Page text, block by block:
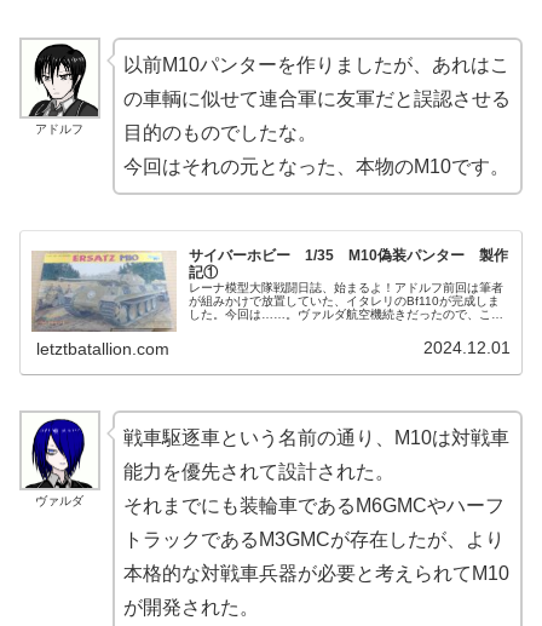
アドルフ
以前M10パンターを作りましたが、あれはこ
の車輌に似せて連合軍に友軍だと誤認させる
目的のものでしたな。
今回はそれの元となった、本物のM10です。
サイバーホビー 1/35 M10偽装パンター 製作
記①
レーナ模型大隊戦闘日誌、始まるよ！アドルフ前回は筆者
が組みかけで放置していた、イタレリのBf110が完成しま
した。今回は……。ヴァルダ航空機続きだったので、ここ
letztbatallion.com 2024.12.01
ヴァルダ
戦車駆逐車という名前の通り、M10は対戦車
能力を優先されて設計された。
それまでにも装輪車であるM6GMCやハーフ
トラックであるM3GMCが存在したが、より
本格的な対戦車兵器が必要と考えられてM10
が開発された。